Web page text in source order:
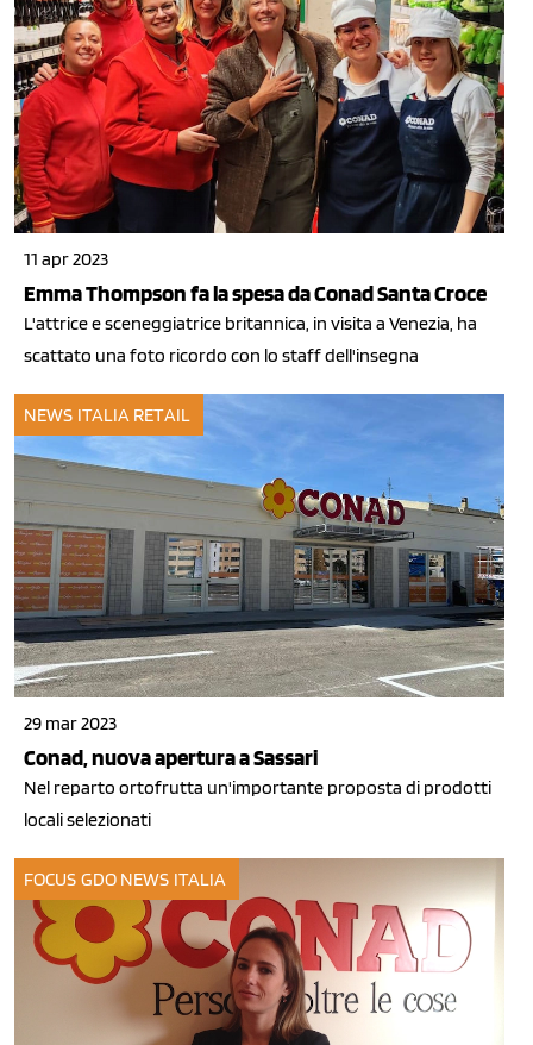
11 apr 2023
Emma Thompson fa la spesa da Conad Santa Croce
L'attrice e sceneggiatrice britannica, in visita a Venezia, ha
scattato una foto ricordo con lo staff dell'insegna
NEWS ITALIA RETAIL
29 mar 2023
Conad, nuova apertura a Sassari
Nel reparto ortofrutta un'importante proposta di prodotti
locali selezionati
FOCUS GDO NEWS ITALIA